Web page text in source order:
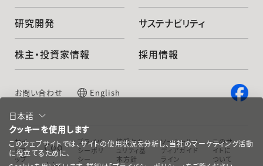
研究開発 サステナビリティ
株主・投資家情報 採用情報
お問い合わせ English
サイ
トマ
ップ
Coo
プライバ
シーポリ
シー
情報セキ
ュリティ基
本方針
ソーシャルメ
ディアガイド
ライン
このサ
イトに
ついて
日本語
クッキーを使用します
このウェブサイトでは、サイトの使用状況を分析し、当社のマーケティング活動
に役立てるために、